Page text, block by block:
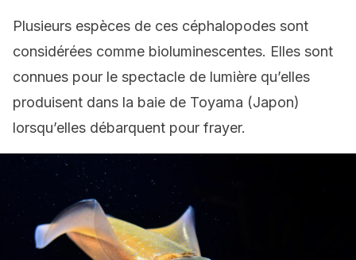
Plusieurs espèces de ces céphalopodes sont
considérées comme bioluminescentes. Elles sont
connues pour le spectacle de lumière qu’elles
produisent dans la baie de Toyama (Japon)
lorsqu’elles débarquent pour frayer.